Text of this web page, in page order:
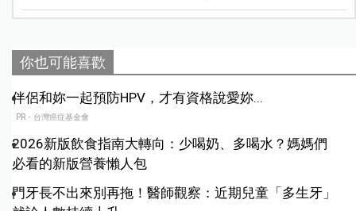
你也可能喜歡
伴侶和妳一起預防HPV，才有資格說愛妳...
PR・台灣癌症基金會
2026新版飲食指南大轉向：少喝奶、多喝水？媽媽們
必看的新版營養懶人包
門牙長不出來別再拖！醫師觀察：近期兒童「多生牙」